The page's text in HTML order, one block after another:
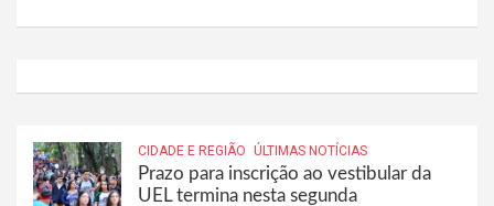
CIDADE E REGIÃO ÚLTIMAS NOTÍCIAS
Prazo para inscrição ao vestibular da
UEL termina nesta segunda